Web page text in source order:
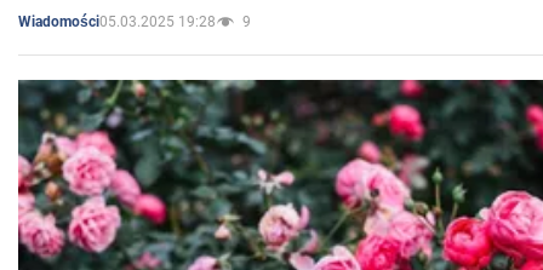
Wiadomości05.03.2025 19:28 9